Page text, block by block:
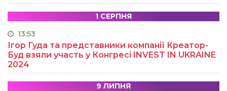
1 СЕРПНЯ
13:53
Ігор Гуда та представники компанії Креатор-
Буд взяли участь у Конгресі INVEST IN UKRAINE
2024
9 ЛИПНЯ